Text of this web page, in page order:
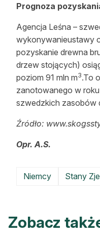
Prognoza
Agencja Leśna –
wykonywanieustawy
pozyskanie drewna
drzew stojących)
poziom 91 mln m3.To
zanotowanego w
szwedzkich zasobów
Źródło:
Opr. A.S.
Niemcy Stany
Zobacz